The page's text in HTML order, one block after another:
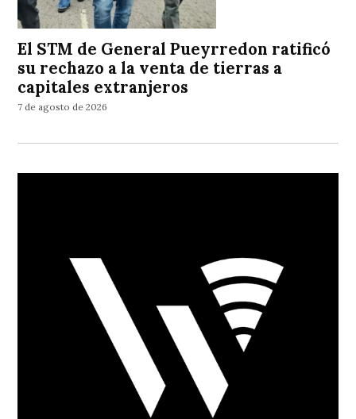
El STM de General Pueyrredon ratificó
su rechazo a la venta de tierras a
capitales extranjeros
7 de agosto de 2026